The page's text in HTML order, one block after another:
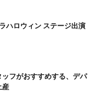
ハロウィン ステージ出演
ッフがおすすめする、デパ
産